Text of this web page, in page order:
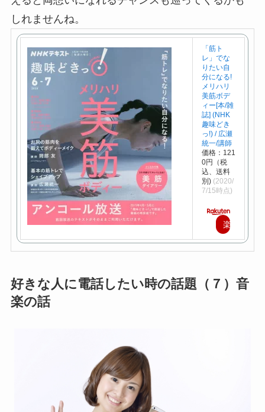
しれませんね。
「筋ト
レ」でな
りたい自
分になる!
メリハリ
美筋ボデ
ィー[本/雑
誌] (NHK
趣味どき
っ!) / 広瀬
統一/講師
価格：121
0円（税
込、送料
別) (2020/
7/15時点)
楽
天
購
好きな人に電話したい時の話題（７）音
楽の話